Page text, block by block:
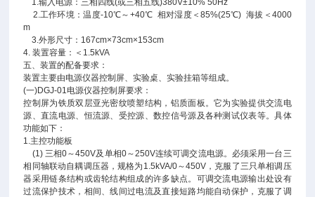
1.输入电源：三相四线(或三相五线)380V±10% 50Hz
2.工作环境：温度-10℃～+40℃ 相对湿度＜85%(25℃) 海拔＜4000
m
3.外形尺寸：167cm×73cm×153cm
4. 装置容量：＜1.5kVA
五、装置的配备要求：
装置主要由电源仪器控制屏、实验桌、实验挂箱等组成。
(一)DGJ-01电源仪器控制屏要求：
控制屏为铁质双层亚光密纹喷塑结构，铝质面板。它为实验提供交流电
源、直流电源、恒流源、受控源、数控信号源及各种测试仪表等。具体
功能如下：
1.主控功能板
(1) 三相0～450V及单相0～250V连续可调交流电源。必须采用一台三
相同轴联动自耦调压器，规格为1.5kVA/0～450V，克服了三只单相调压
器采用链条结构或齿轮结构组成的许多缺点。可调交流电源输出处设有
过流保护技术，相间、线间过电流及直接短路均能自动保护，克服了调